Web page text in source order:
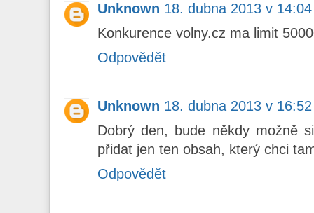
Unknown 18. dubna 2013 v 14:04
Konkurence volny.cz ma limit
Odpovědět
Unknown 18. dubna 2013 v 16:52
Dobrý den, bude někdy možně
přidat jen ten obsah, který chci
Odpovědět